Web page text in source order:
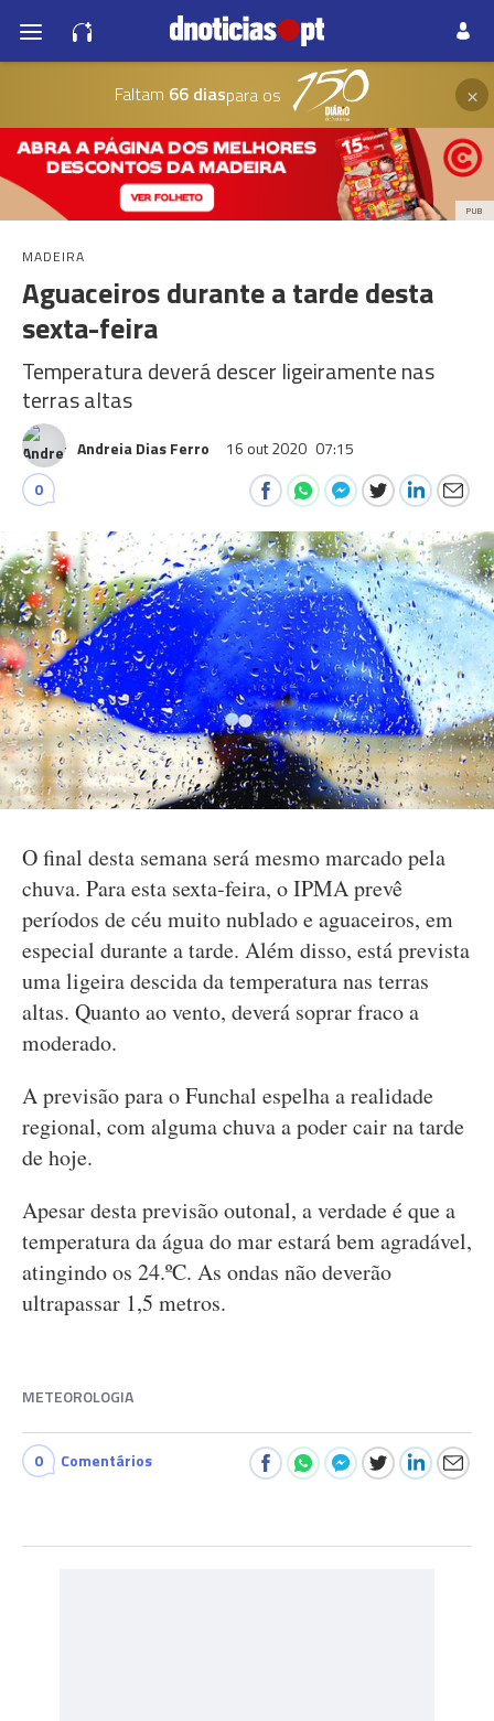
Faltam 66 diaspara os ×
PUB
MADEIRA
Aguaceiros durante a tarde desta
sexta-feira
Temperatura deverá descer ligeiramente nas
terras altas
Andreia Dias Ferro 16 out 2020 07:15
0
O final desta semana será mesmo marcado pela
chuva. Para esta sexta-feira, o IPMA prevê
períodos de céu muito nublado e aguaceiros, em
especial durante a tarde. Além disso, está prevista
uma ligeira descida da temperatura nas terras
altas. Quanto ao vento, deverá soprar fraco a
moderado.
A previsão para o Funchal espelha a realidade
regional, com alguma chuva a poder cair na tarde
de hoje.
Apesar desta previsão outonal, a verdade é que a
temperatura da água do mar estará bem agradável,
atingindo os 24.ºC. As ondas não deverão
ultrapassar 1,5 metros.
METEOROLOGIA
0 Comentários